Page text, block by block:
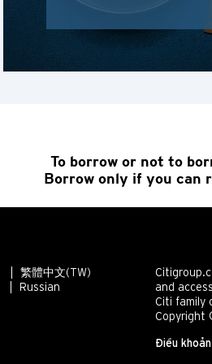
To borrow or not to
Borrow only if you can
繁體中文(TW)
Russian
and
Citi family
Copyright
Điều
Hồng Kông
N
Tân Giới, Hong Kong
Hồng Kông
Đảo Hồng Kông,